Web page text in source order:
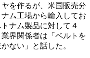
を作るが、米国販売分
ム工場から輸入してお
ナム製品に対して４
界関係者は「ベルトを
ない」と話した。